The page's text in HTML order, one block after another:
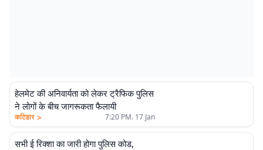
हेलमेट की अनिवार्यता को लेकर ट्रैफिक पुलिस
ने लोगों के बीच जागरूकता फैलायी
कटिहार > 7:20 PM. 17 Jan
सभी ई रिक्शा का जारी होगा पुलिस कोड,